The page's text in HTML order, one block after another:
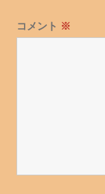
コメント ※